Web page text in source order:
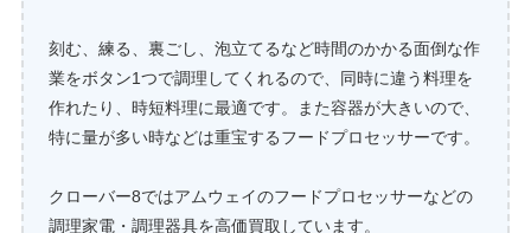
刻む、練る、裏ごし、泡立てるなど時間のかかる面倒な作
業をボタン1つで調理してくれるので、同時に違う料理を
作れたり、時短料理に最適です。また容器が大きいので、
特に量が多い時などは重宝するフードプロセッサーです。
クローバー8ではアムウェイのフードプロセッサーなどの
調理家電・調理器具を高価買取しています。